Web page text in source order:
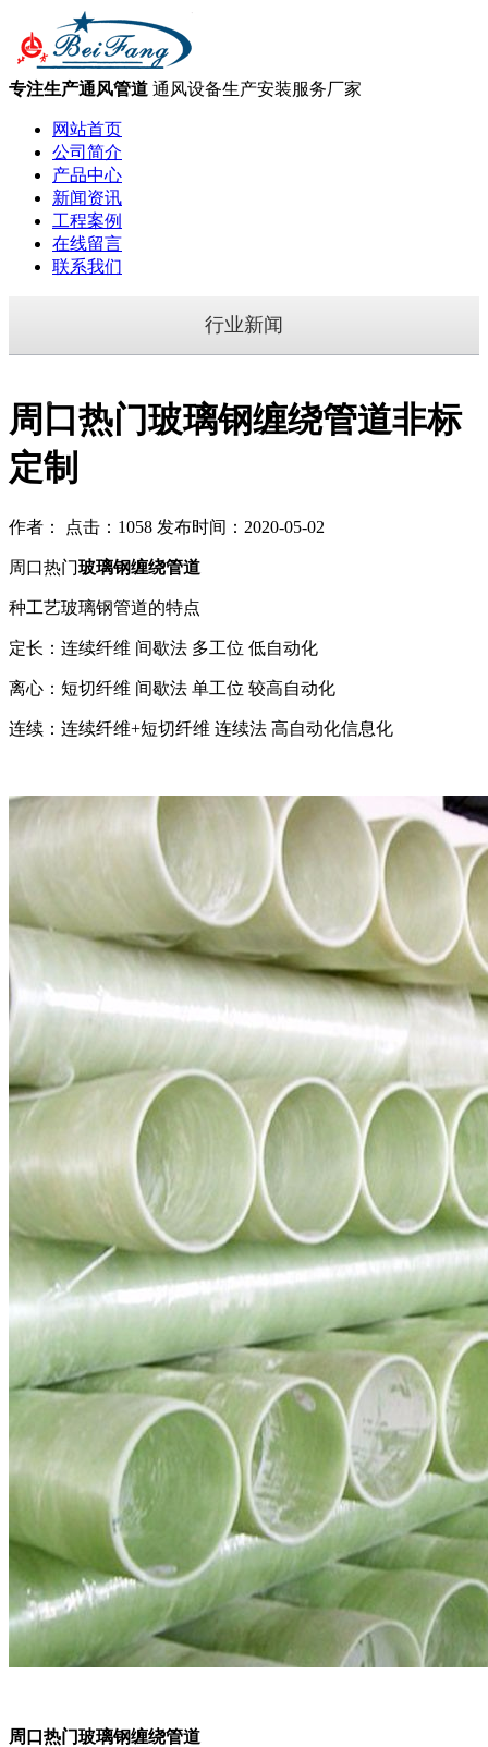
专注生产通风管道 通风设备生产安装服务厂家
网站首页
公司简介
产品中心
新闻资讯
工程案例
在线留言
联系我们
行业新闻
周口热门玻璃钢缠绕管道非标
定制
作者： 点击：1058 发布时间：2020-05-02
周口热门玻璃钢缠绕管道
种工艺玻璃钢管道的特点
定长：连续纤维 间歇法 多工位 低自动化
离心：短切纤维 间歇法 单工位 较高自动化
连续：连续纤维+短切纤维 连续法 高自动化信息化
周口热门玻璃钢缠绕管道